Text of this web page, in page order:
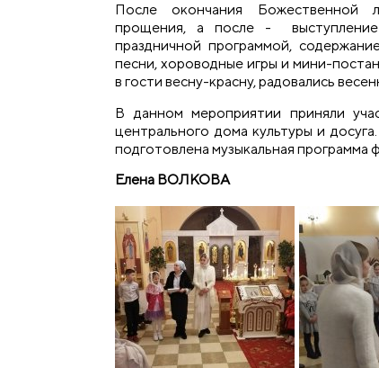
После окончания Божественной
прощения, а после -
праздничной программой,
песни, хороводные игры и мини-
в гости весну-красну, радовались
В данном мероприятии приняли
центрального дома культуры и
подготовлена музыкальная программа
Елена ВОЛКОВА